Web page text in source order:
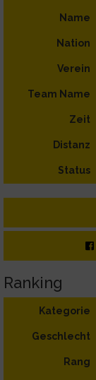
Name
Nation
Verein
Team Name
Zeit
Distanz
Status
Ranking
Kategorie
Geschlecht
Rang